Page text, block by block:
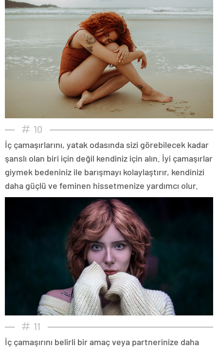
10
İç çamaşırlarını, yatak odasında sizi görebilecek kadar
şanslı olan biri için değil kendiniz için alın. İyi çamaşırlar
giymek bedeniniz ile barışmayı kolaylaştırır, kendinizi
daha güçlü ve feminen hissetmenize yardımcı olur.
11
İç çamaşırını belirli bir amaç veya partnerinize daha